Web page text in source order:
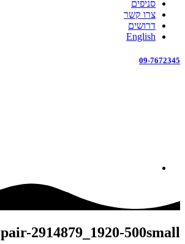
סניפים
צרו קשר
דרושים
English
09-7672345
pair-2914879_1920-500small